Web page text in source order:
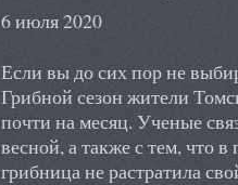
6 июля 2020
Если вы до сих пор не
Грибной сезон жители
почти на месяц. Ученые
весной, а также с тем, что
грибница не растратила